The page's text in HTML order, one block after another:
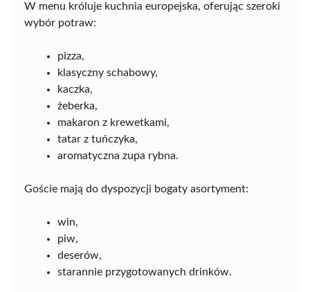
W menu króluje kuchnia europejska, oferując szeroki
wybór potraw:
pizza,
klasyczny schabowy,
kaczka,
żeberka,
makaron z krewetkami,
tatar z tuńczyka,
aromatyczna zupa rybna.
Goście mają do dyspozycji bogaty asortyment:
win,
piw,
deserów,
starannie przygotowanych drinków.